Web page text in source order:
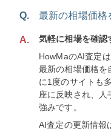
Q. 最新の相場価格
A.
気軽に相場を確認
HowMaのAI査定
最新の相場価格を
に1度のサイトも
座に反映され、人
強みです。
AI査定の更新情報